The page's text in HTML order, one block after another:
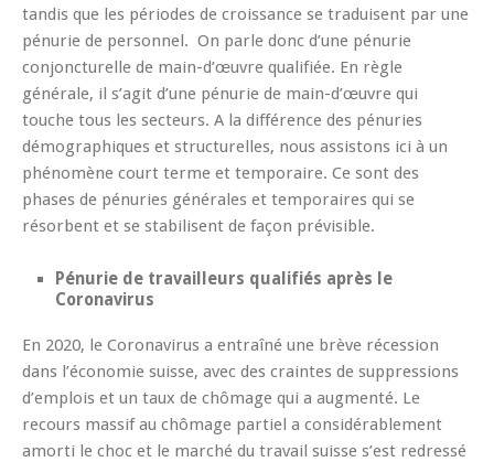
tandis que les périodes de croissance se traduisent par une
pénurie de personnel. On parle donc d’une pénurie
conjoncturelle de main-d’œuvre qualifiée. En règle
générale, il s’agit d’une pénurie de main-d’œuvre qui
touche tous les secteurs. A la différence des pénuries
démographiques et structurelles, nous assistons ici à un
phénomène court terme et temporaire. Ce sont des
phases de pénuries générales et temporaires qui se
résorbent et se stabilisent de façon prévisible.
Pénurie de travailleurs qualifiés après le
Coronavirus
En 2020, le Coronavirus a entraîné une brève récession
dans l’économie suisse, avec des craintes de suppressions
d’emplois et un taux de chômage qui a augmenté. Le
recours massif au chômage partiel a considérablement
amorti le choc et le marché du travail suisse s’est redressé